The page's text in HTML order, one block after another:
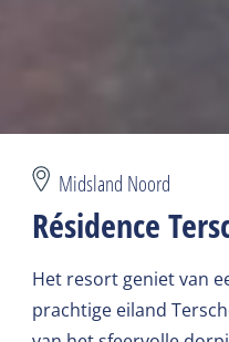
Midsland Noord
Résidence
Het resort geniet van
prachtige eiland